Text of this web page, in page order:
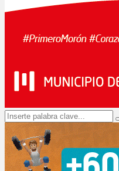
Search
for: